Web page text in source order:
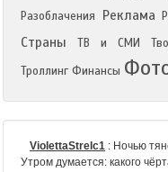
Разоблачения
Реклама
Страны
ТВ и СМИ
Троллинг Финансы
ViolettaStrelc1 : Ночью
Утром думается: какого